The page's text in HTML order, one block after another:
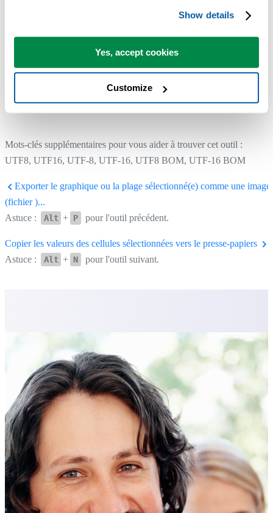
Show details
Yes, accept cookies
Customize
Mots-clés supplémentaires pour vous aider à trouver cet outil :
UTF8, UTF16, UTF-8, UTF-16, UTF8 BOM, UTF-16 BOM
Exporter le graphique ou la plage sélectionné(e) comme une image
(fichier )...
Astuce :
Alt + P pour l'outil précédent.
Copier les valeurs des cellules sélectionnées vers le presse-papiers
Astuce :
Alt + N pour l'outil suivant.